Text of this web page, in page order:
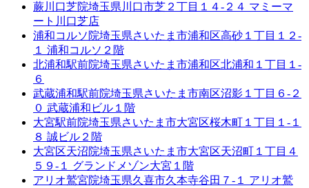
蕨川口芝院埼玉県川口市芝２丁目１４-２４ マミーマ
ート川口芝店
浦和コルソ院埼玉県さいたま市浦和区高砂１丁目１２-
１ 浦和コルソ２階
北浦和駅前院埼玉県さいたま市浦和区北浦和１丁目１-
６
武蔵浦和駅前院埼玉県さいたま市南区沼影１丁目６-２
０ 武蔵浦和ビル１階
大宮駅前院埼玉県さいたま市大宮区桜木町１丁目１-１
８ 誠ビル２階
大宮区天沼院埼玉県さいたま市大宮区天沼町１丁目４
５９-１ グランドメゾン大宮１階
アリオ鷲宮院埼玉県久喜市久本寺谷田７-１ アリオ鷲